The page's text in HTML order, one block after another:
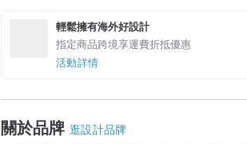
輕鬆擁有海外好設計
指定商品跨境享運費折抵優惠
活動詳情
關於品牌 逛設計品牌